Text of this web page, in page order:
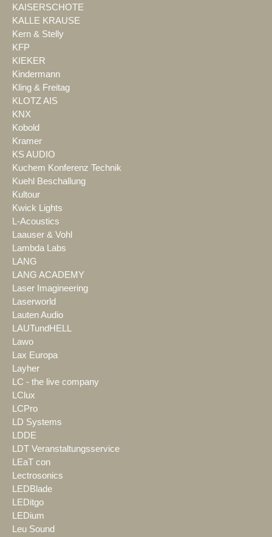
KAISERSCHOTE
KALLE KRAUSE
Kern & Stelly
KFP
KIEKER
Kindermann
Kling & Freitag
KLOTZ AIS
KNX
Kobold
Kramer
KS AUDIO
Kuchem Konferenz Technik
Kuehl Beschallung
Kultour
Kwick Lights
L-Acoustics
Laauser & Vohl
Lambda Labs
LANG
LANG ACADEMY
Laser Imagineering
Laserworld
Lauten Audio
LAUTundHELL
Lawo
Lax Europa
Layher
LC - the live company
LClux
LCPro
LD Systems
LDDE
LDT Veranstaltungsservice
LEaT con
Lectrosonics
LEDBlade
LEDitgo
LEDium
Leu Sound